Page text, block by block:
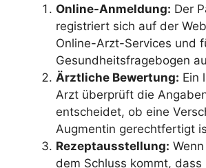
Online-Anmeldung: Der
registriert sich auf der
Online-Arzt-Services und
Gesundheitsfragebogen
Ärztliche Bewertung: Ein
Arzt überprüft die
entscheidet, ob eine
Augmentin gerechtfertigt
Rezeptausstellung:
dem Schluss kommt, dass